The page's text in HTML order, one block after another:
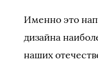
Именно это
дизайна
наших